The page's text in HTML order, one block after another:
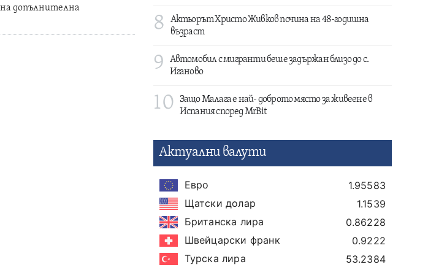
допълнителна
8
Актьорът Христо Живков почина на 48-годишна
възраст
9
Автомобил с мигранти беше задържан близо до с.
Иганово
10
Защо Малага е най- доброто място за живеене в
Испания според MrBit
Актуални валути
Евро
1.95583
Щатски долар
1.1539
Британска лира
0.86228
Швейцарски франк
0.9222
Турска лира
53.2384